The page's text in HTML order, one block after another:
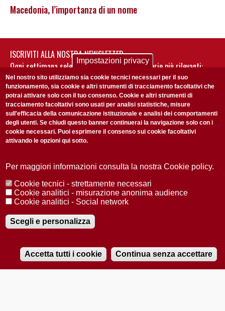
Audio
Macedonia, l’importanza di un nome
ISCRIVITI ALLA NOSTRA NEWSLETTER
Ogni settimana selezioniamo per te nostre storie più rilevanti:
non perderti gli aggiornamenti della nostra newsletter
Accetto laPrivacy Policy
Redazione Copyright Privacy
Area stampa
© 2025 Università di Padova
Registrazione presso il Tribunale di Padova n. 2097/2012 del 18 giugno
2012
Impostazioni privacy
Nel nostro sito utilizziamo sia cookie tecnici necessari per il suo
funzionamento, sia cookie e altri strumenti di tracciamento facoltativi che
potrai attivare solo con il tuo consenso. Cookie e altri strumenti di
tracciamento facoltativi sono usati per analisi statistiche, misure
sull'efficacia della comunicazione istituzionale e analisi dei comportamenti
degli utenti. Se chiudi questo banner continuerai la navigazione solo con i
cookie necessari. Puoi esprimere il consenso sui cookie facoltativi
attivando le opzioni qui sotto.
Per maggiori informazioni consulta la nostra Cookie policy.
Cookie tecnici - strettamente necessari
Cookie analitici - misurazione anonima audience
Cookie analitici - Social network
Scegli e personalizza
Accetta tutti i cookie Continua senza accettare